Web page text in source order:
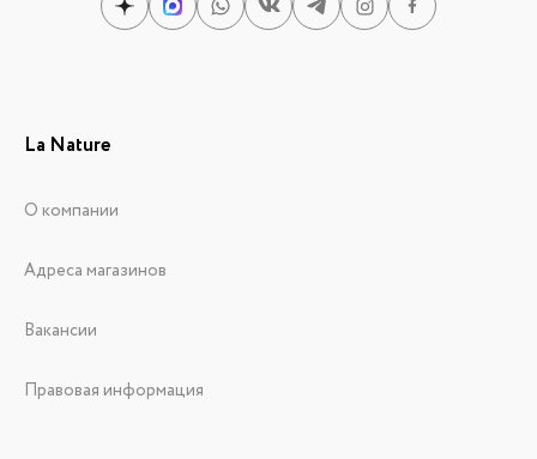
La Nature
О компании
Адреса магазинов
Вакансии
Правовая информация